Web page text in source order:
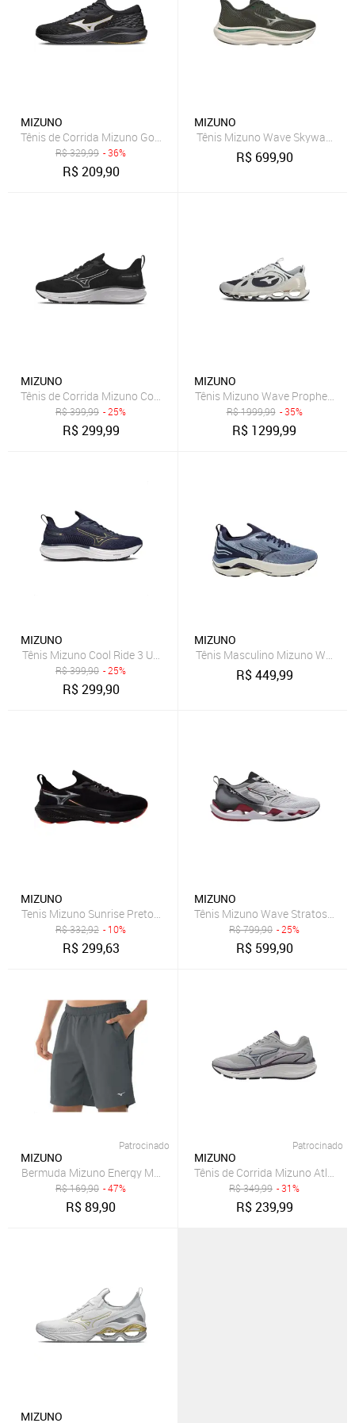
MIZUNO
Tênis de Corrida Mizuno Goya
R$329,99 - 36%
R$209,90
MIZUNO
Tênis Mizuno Wave Skyway
R$ 699,90
MIZUNO
Tênis de Corrida Mizuno Cool Ride 3
R$399,99 - 25%
R$299,99
MIZUNO
Tênis Mizuno Wave Prophecy
R$1999,99 - 35%
R$ 1299,99
MIZUNO
Tênis Mizuno Cool Ride 3 Unissex Azul Marinho
R$399,90 - 25%
R$299,90
MIZUNO
Tênis Masculino Mizuno Wave
R$449,99
MIZUNO
Tenis Mizuno Sunrise Preto Preto
R$332,92 - 10%
R$299,63
MIZUNO
Tênis Mizuno Wave Stratos 3
R$799,90 - 25%
R$ 599,90
Patrocinado
MIZUNO
Bermuda Mizuno Energy M 7" Masculina Grafite
R$169,90 - 47%
R$89,90
Patrocinado
MIZUNO
Tênis de Corrida Mizuno Atlantis
R$349,99 - 31%
R$239,99
MIZUNO